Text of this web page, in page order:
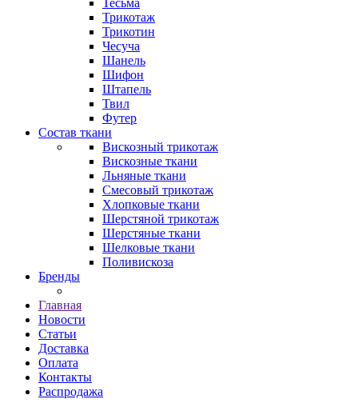
Тесьма
Трикотаж
Трикотин
Чесуча
Шанель
Шифон
Штапель
Твил
Футер
Состав ткани
Вискозный трикотаж
Вискозные ткани
Льняные ткани
Смесовый трикотаж
Хлопковые ткани
Шерстяной трикотаж
Шерстяные ткани
Шелковые ткани
Поливискоза
Бренды
Главная
Новости
Статьи
Доставка
Оплата
Контакты
Распродажа